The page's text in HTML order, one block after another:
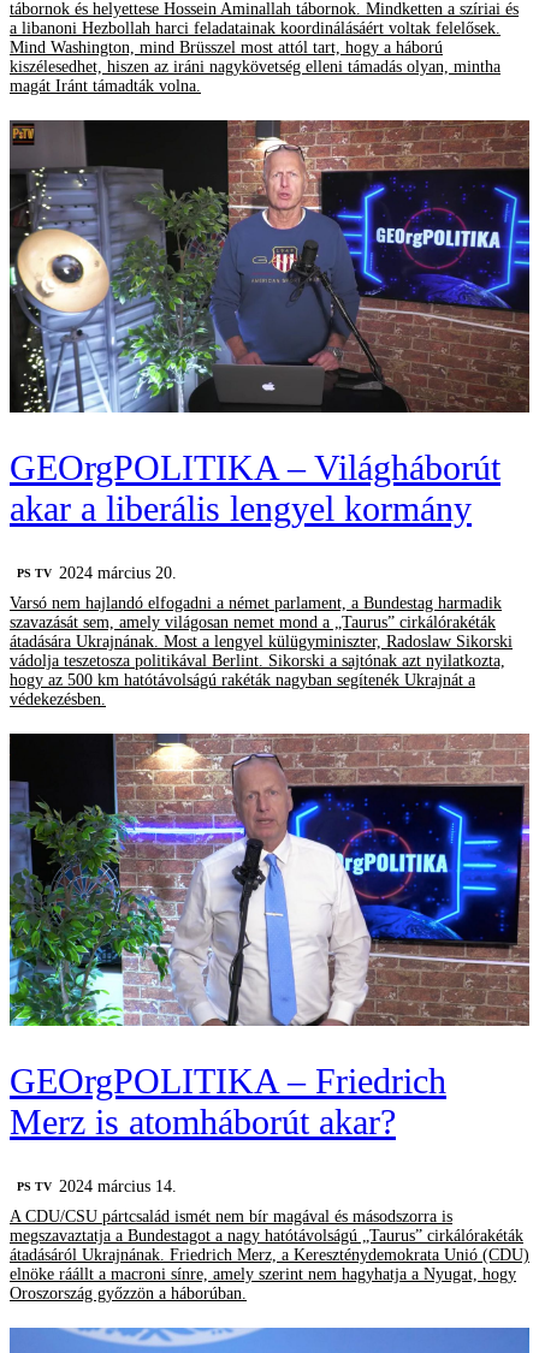
tábornok és helyettese Hossein Aminallah tábornok. Mindketten a szíriai és
a libanoni Hezbollah harci feladatainak koordinálásáért voltak felelősek.
Mind Washington, mind Brüsszel most attól tart, hogy a háború
kiszélesedhet, hiszen az iráni nagykövetség elleni támadás olyan, mintha
magát Iránt támadták volna.
GEOrgPOLITIKA – Világháborút
akar a liberális lengyel kormány
PS TV
2024 március 20.
Varsó nem hajlandó elfogadni a német parlament, a Bundestag harmadik
szavazását sem, amely világosan nemet mond a „Taurus” cirkálórakéták
átadására Ukrajnának. Most a lengyel külügyminiszter, Radoslaw Sikorski
vádolja teszetosza politikával Berlint. Sikorski a sajtónak azt nyilatkozta,
hogy az 500 km hatótávolságú rakéták nagyban segítenék Ukrajnát a
védekezésben.
GEOrgPOLITIKA – Friedrich
Merz is atomháborút akar?
PS TV
2024 március 14.
A CDU/CSU pártcsalád ismét nem bír magával és másodszorra is
megszavaztatja a Bundestagot a nagy hatótávolságú „Taurus” cirkálórakéták
átadásáról Ukrajnának. Friedrich Merz, a Kereszténydemokrata Unió (CDU)
elnöke ráállt a macroni sínre, amely szerint nem hagyhatja a Nyugat, hogy
Oroszország győzzön a háborúban.